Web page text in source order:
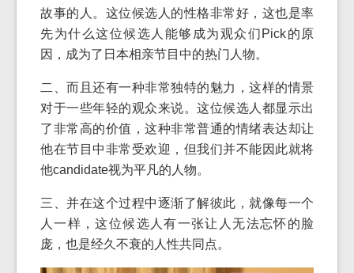
故事的人。这位候选人的性格非常好，这也是率
先为什么这位候选人能够成为观众们Pick的原
因，成为了日本相亲节目中的热门人物。
二、而且还有一种非常独特的魅力，这样的情景
对于一些年轻的观众来说。这位候选人都显示出
了非常高的价值，这种非常普通的情绪表达却让
他在节目中非常受欢迎，但我们并不能因此就将
他candidate视为平凡的人物。
三、并在这个过程中逐渐了解彼此，就像每一个
人一样，这位候选人有一张让人无法忘怀的脸
庞，也是经久不衰的人性共同点。